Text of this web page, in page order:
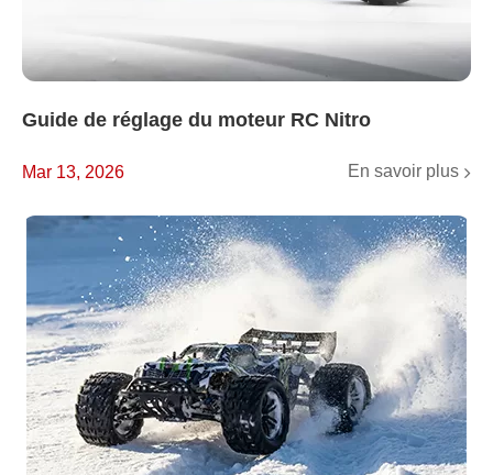
Guide de réglage du moteur RC Nitro
Mar 13, 2026 En savoir plus